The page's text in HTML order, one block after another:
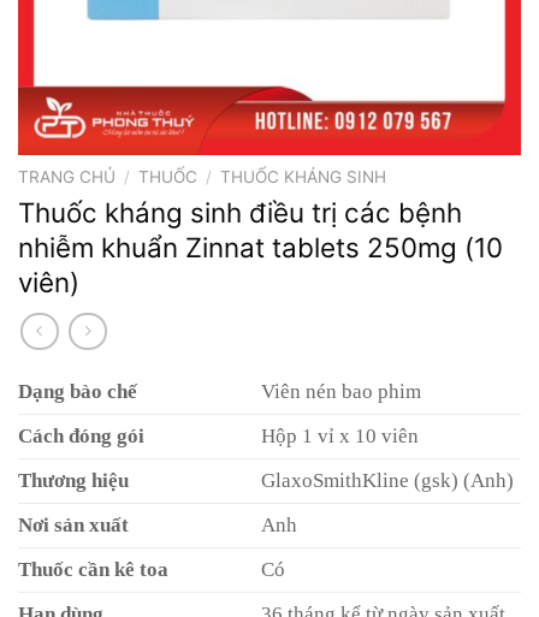
TRANG CHỦ / THUỐC / THUỐC KHÁNG SINH
Thuốc kháng sinh điều trị các bệnh
nhiễm khuẩn Zinnat tablets 250mg (10
viên)
Dạng bào chế
Viên nén bao phim
Cách đóng gói
Hộp 1 vỉ x 10 viên
Thương hiệu
GlaxoSmithKline (gsk) (Anh)
Nơi sản xuất
Anh
Thuốc cần kê toa
Có